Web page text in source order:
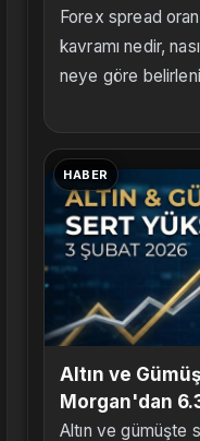
Forex spread
kavramı nedir,
neye göre
HABER
Altın ve
Morgan'dan
Altın ve gümüşte